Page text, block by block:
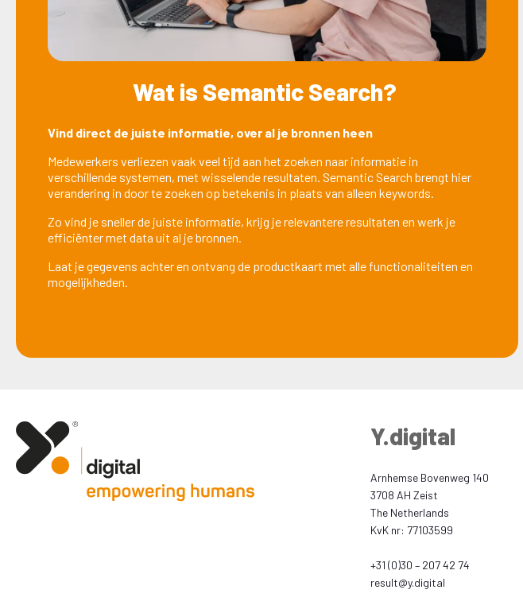
Wat is Semantic Search?
Vind direct de juiste informatie, over al je bronnen heen
Medewerkers verliezen vaak veel tijd aan het zoeken naar informatie in
verschillende systemen, met wisselende resultaten. Semantic Search brengt hier
verandering in door te zoeken op betekenis in plaats van alleen keywords.
Zo vind je sneller de juiste informatie, krijg je relevantere resultaten en werk je
efficiënter met data uit al je bronnen.
Laat je gegevens achter en ontvang de productkaart met alle functionaliteiten en
mogelijkheden.
Y.digital
Arnhemse Bovenweg 140
3708 AH Zeist
The Netherlands
KvK nr: 77103599
+31 (0)30 – 207 42 74
result@y.digital